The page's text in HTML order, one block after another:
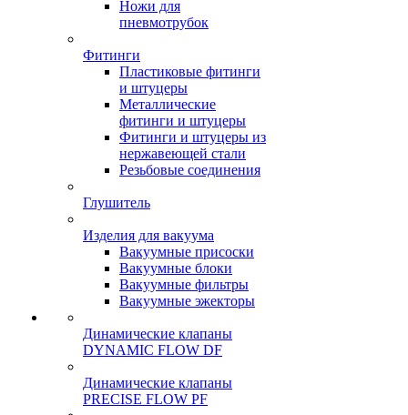
Ножи для
пневмотрубок
Фитинги
Пластиковые фитинги
и штуцеры
Металлические
фитинги и штуцеры
Фитинги и штуцеры из
нержавеющей стали
Резьбовые соединения
Глушитель
Изделия для вакуума
Вакуумные присоски
Вакуумные блоки
Вакуумные фильтры
Вакуумные эжекторы
Динамические клапаны
DYNAMIC FLOW DF
Динамические клапаны
PRECISE FLOW PF